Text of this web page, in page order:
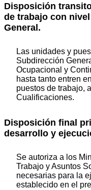
Disposición
de trabajo con
General.
Las unidades y
Subdirección
Ocupacional y
hasta tanto entren
puestos de trabajo,
Cualificaciones.
Disposición final
desarrollo y
Se autoriza a los
Trabajo y Asuntos
necesarias para la
establecido en el